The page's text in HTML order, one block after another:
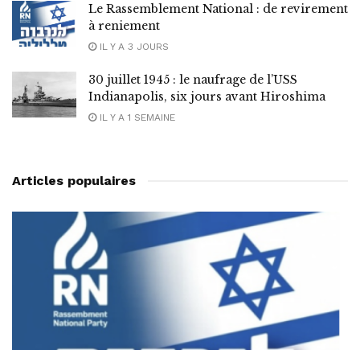
Le Rassemblement National : de revirement
à reniement
IL Y A 3 JOURS
30 juillet 1945 : le naufrage de l’USS
Indianapolis, six jours avant Hiroshima
IL Y A 1 SEMAINE
Articles populaires